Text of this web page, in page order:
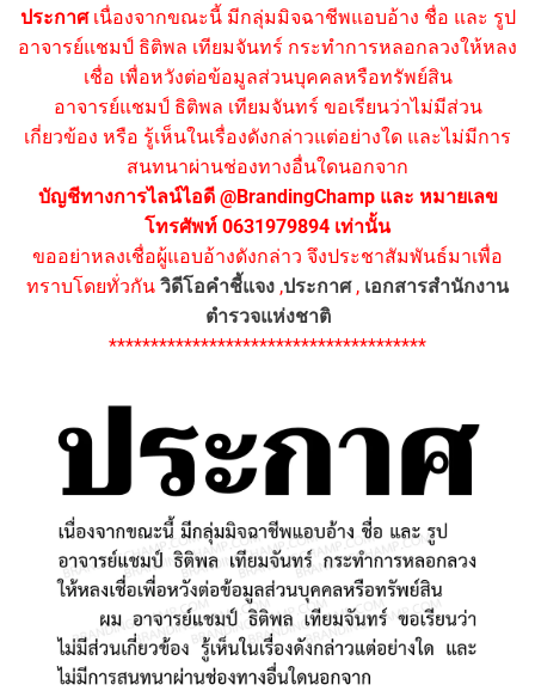
ประกาศเนื่องจากขณะนี้ มีกลุ่มมิจฉาชีพแอบอ้าง ชื่อ และ รูป
อาจารย์แชมป์ ธิติพล เทียมจันทร์ กระทำการหลอกลวงให้หลง
เชื่อ เพื่อหวังต่อข้อมูลส่วนบุคคลหรือทรัพย์สิน
อาจารย์แชมป์ ธิติพล เทียมจันทร์ ขอเรียนว่าไม่มีส่วน
เกี่ยวข้อง หรือ รู้เห็นในเรื่องดังกล่าวแต่อย่างใด และไม่มีการ
สนทนาผ่านช่องทางอื่นใดนอกจาก
บัญชีทางการไลน์ไอดี @BrandingChamp และ หมายเลข
โทรศัพท์ 0631979894 เท่านั้น
ขออย่าหลงเชื่อผู้แอบอ้างดังกล่าว จึงประชาสัมพันธ์มาเพื่อ
ทราบโดยทั่วกัน วิดีโอคำชี้แจง ,ประกาศ, เอกสารสำนักงาน
ตำรวจแห่งชาติ
**************************************